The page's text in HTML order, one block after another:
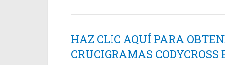
HAZ CLIC AQUÍ PARA
CRUCIGRAMAS